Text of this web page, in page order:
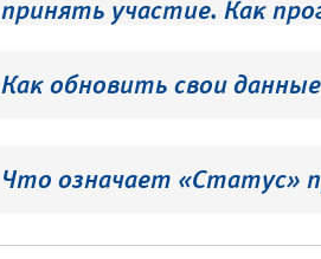
принять участие. Как
Как обновить свои
Что означает «Статус»